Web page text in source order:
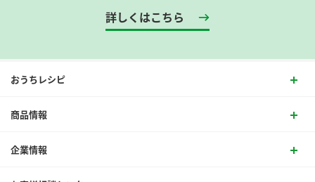
詳しくはこちら
おうちレシピ
商品情報
企業情報